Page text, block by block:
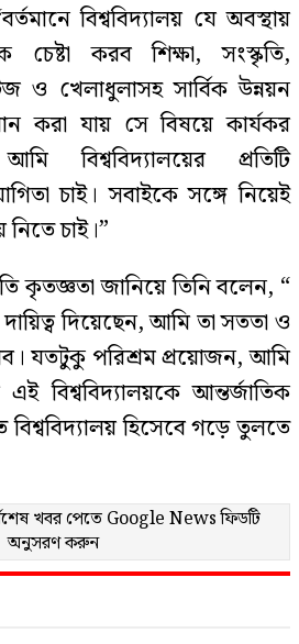
বিশ্ববিদ্যালয় যে অবস্থায়
করব শিক্ষা, সংস্কৃতি,
ও খেলাধুলাসহ সার্বিক উন্নয়ন
করা যায় সে বিষয়ে কার্যকর
বিশ্ববিদ্যালয়ের প্রতিটি
চাই। সবাইকে সঙ্গে নিয়েই
নিতে চাই।”
কৃতজ্ঞতা জানিয়ে তিনি বলেন, “
দায়িত্ব দিয়েছেন, আমি তা সততা ও
যতটুকু পরিশ্রম প্রয়োজন, আমি
বিশ্ববিদ্যালয়কে আন্তর্জাতিক
হিসেবে গড়ে তুলতে
খবর পেতে Google Newsফিডটি
অনুসরণ করুন